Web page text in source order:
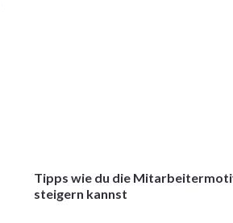
Tipps wie du die
steigern kannst